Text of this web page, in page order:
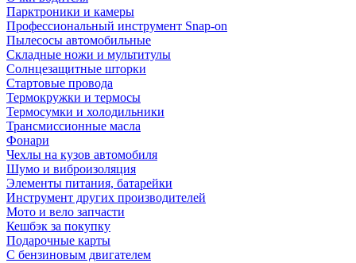
Парктроники и камеры
Профессиональный инструмент Snap-on
Пылесосы автомобильные
Складные ножи и мультитулы
Солнцезащитные шторки
Стартовые провода
Термокружки и термосы
Термосумки и холодильники
Трансмиссионные масла
Фонари
Чехлы на кузов автомобиля
Шумо и виброизоляция
Элементы питания, батарейки
Инструмент других производителей
Мото и вело запчасти
Кешбэк за покупку
Подарочные карты
С бензиновым двигателем